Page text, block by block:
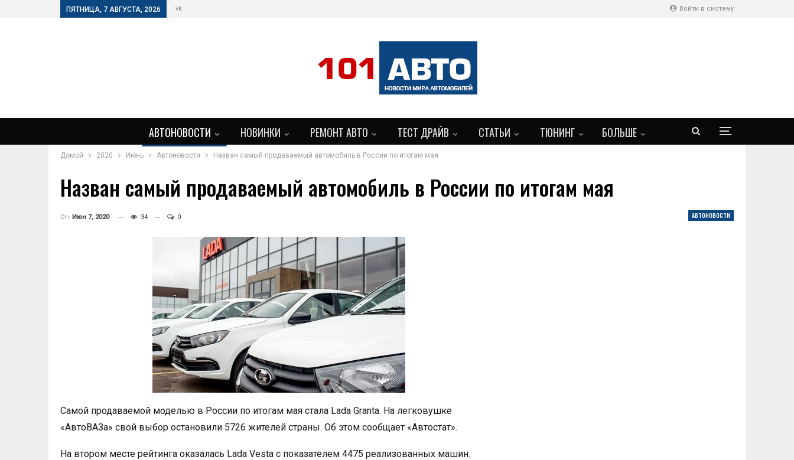
Войти в систему
ПЯТНИЦА, 7 АВГУСТА, 2026 vk
АВТОНОВОСТИ НОВИНКИ РЕМОНТ АВТО ТЕСТ ДРАЙВ СТАТЬИ ТЮНИНГ БОЛЬШЕ
Домой 2020 Июнь Автоновости Назван самый продаваемый автомобиль в России по итогам мая
Назван самый продаваемый автомобиль в России по итогам мая
АВТОНОВОСТИ
On Июн 7, 2020 34 0
Самой продаваемой моделью в России по итогам мая стала Lada Granta. На легковушке
«АвтоВАЗа» свой выбор остановили 5726 жителей страны. Об этом сообщает «Автостат».
На втором месте рейтинга оказалась Lada Vesta с показателем 4475 реализованных машин.